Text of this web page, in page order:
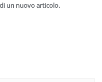
un nuovo articolo.